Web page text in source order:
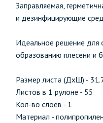
Заправляемая,
и дезинфицирующие
Идеальное решение для
образованию плесени и
Размер листа (ДхШ) -
Листов в 1 рулоне - 55
Кол-во слоёв - 1
Материал -